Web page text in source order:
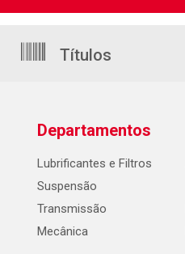
Títulos
Departamentos
Lubrificantes e Filtros
Suspensão
Transmissão
Mecânica